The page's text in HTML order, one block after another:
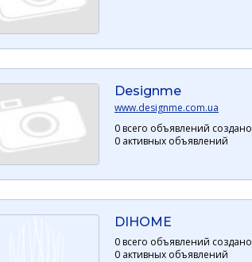
Designme
www.designme.com.ua
0 всего объявлений создано
0 активных объявлений
DIHOME
0 всего объявлений создано
0 активных объявлений